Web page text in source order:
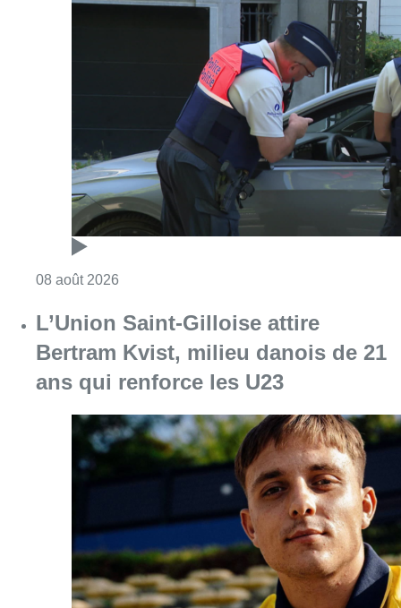
08 août 2026
L’Union Saint-Gilloise attire
Bertram Kvist, milieu danois de 21
ans qui renforce les U23